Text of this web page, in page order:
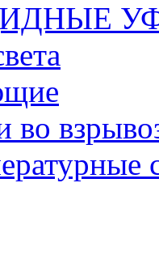
во